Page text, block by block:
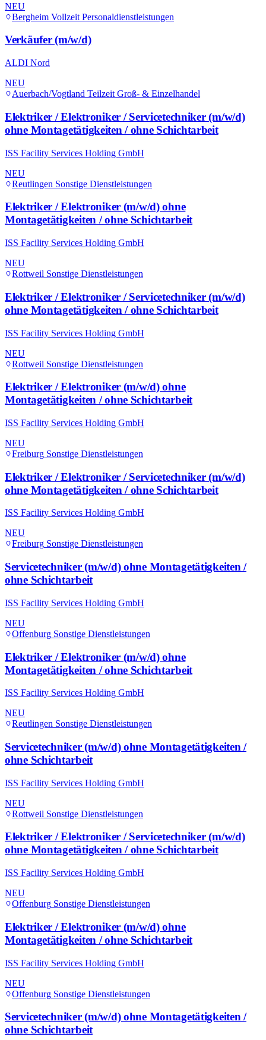
NEU
Bergheim Vollzeit Personaldienstleistungen
Verkäufer (m/w/d)
ALDI Nord
NEU
Auerbach/Vogtland Teilzeit Groß- & Einzelhandel
Elektriker / Elektroniker / Servicetechniker (m/w/d)
ohne Montagetätigkeiten / ohne Schichtarbeit
ISS Facility Services Holding GmbH
NEU
Reutlingen Sonstige Dienstleistungen
Elektriker / Elektroniker (m/w/d) ohne
Montagetätigkeiten / ohne Schichtarbeit
ISS Facility Services Holding GmbH
NEU
Rottweil Sonstige Dienstleistungen
Elektriker / Elektroniker / Servicetechniker (m/w/d)
ohne Montagetätigkeiten / ohne Schichtarbeit
ISS Facility Services Holding GmbH
NEU
Rottweil Sonstige Dienstleistungen
Elektriker / Elektroniker (m/w/d) ohne
Montagetätigkeiten / ohne Schichtarbeit
ISS Facility Services Holding GmbH
NEU
Freiburg Sonstige Dienstleistungen
Elektriker / Elektroniker / Servicetechniker (m/w/d)
ohne Montagetätigkeiten / ohne Schichtarbeit
ISS Facility Services Holding GmbH
NEU
Freiburg Sonstige Dienstleistungen
Servicetechniker (m/w/d) ohne Montagetätigkeiten /
ohne Schichtarbeit
ISS Facility Services Holding GmbH
NEU
Offenburg Sonstige Dienstleistungen
Elektriker / Elektroniker (m/w/d) ohne
Montagetätigkeiten / ohne Schichtarbeit
ISS Facility Services Holding GmbH
NEU
Reutlingen Sonstige Dienstleistungen
Servicetechniker (m/w/d) ohne Montagetätigkeiten /
ohne Schichtarbeit
ISS Facility Services Holding GmbH
NEU
Rottweil Sonstige Dienstleistungen
Elektriker / Elektroniker / Servicetechniker (m/w/d)
ohne Montagetätigkeiten / ohne Schichtarbeit
ISS Facility Services Holding GmbH
NEU
Offenburg Sonstige Dienstleistungen
Elektriker / Elektroniker (m/w/d) ohne
Montagetätigkeiten / ohne Schichtarbeit
ISS Facility Services Holding GmbH
NEU
Offenburg Sonstige Dienstleistungen
Servicetechniker (m/w/d) ohne Montagetätigkeiten /
ohne Schichtarbeit